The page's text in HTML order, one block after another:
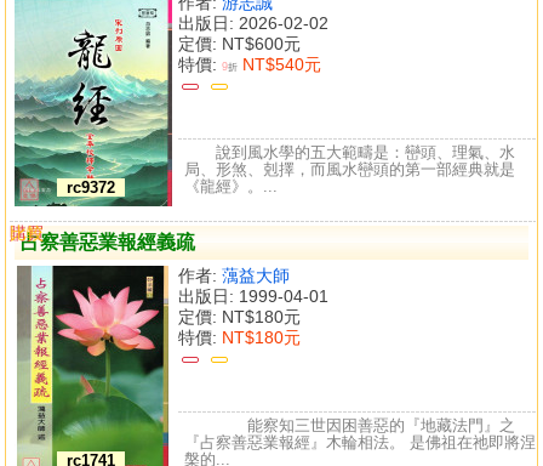
rc9372
出版日: 2026-02-02
定價: NT$600元
特價: 9折 NT$540元
說到風水學的五大範疇是：巒頭、理氣、水
局、形煞、剋擇，而風水巒頭的第一部經典就是
《龍經》。...
占察善惡業報經義疏
rc1741
作者: 蕅益大師
出版日: 1999-04-01
定價: NT$180元
特價: NT$180元
購買
比較
能察知三世因困善惡的『地藏法門』之
『占察善惡業報經』木輪相法。 是佛祖在祂即將涅
槃的...